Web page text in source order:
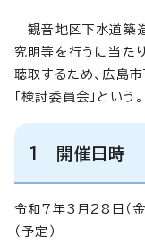
観音地区下水道築
究明等を行うに当た
聴取するため、広島
「検討委員会」という
1 開催日時
令和7年3月28日（
（予定）